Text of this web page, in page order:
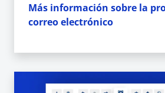
Más información sobre la
correo electrónico